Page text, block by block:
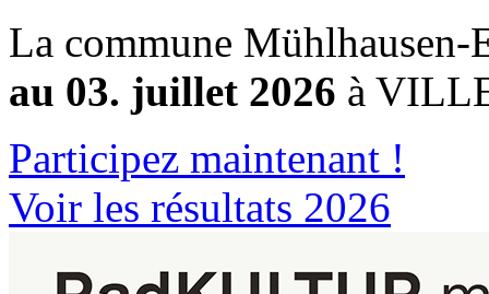
La commune
au 03. juillet 2026 à
Participez maintenant !
Voir les résultats 2026